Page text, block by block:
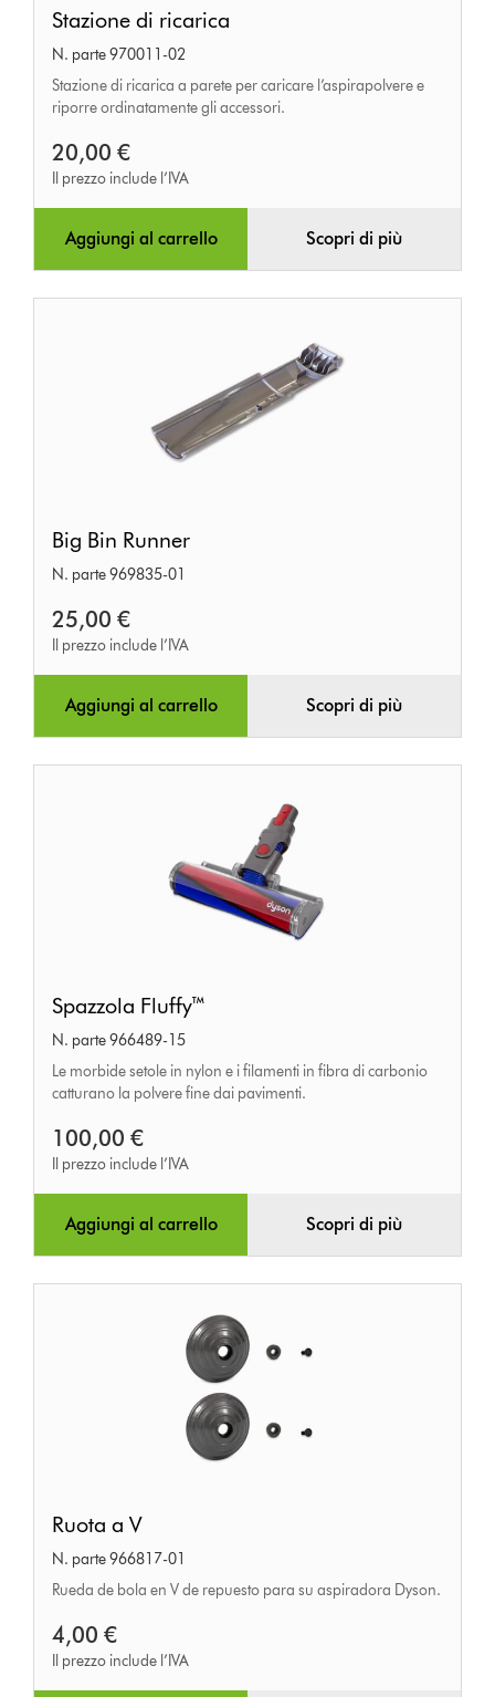
di
ricarica
Stazione di ricarica
N. parte 970011-02
Stazione di ricarica a parete per caricare l’aspirapolvere e
riporre ordinatamente gli accessori.
20,00 €
Il prezzo include l’IVA
Aggiungi al carrello Scopri di più
Bin
Runner
Big Bin Runner
N. parte 969835-01
25,00 €
Il prezzo include l’IVA
Aggiungi al carrello Scopri di più
Fluffy™
Spazzola Fluffy™
N. parte 966489-15
Le morbide setole in nylon e i filamenti in fibra di carbonio
catturano la polvere fine dai pavimenti.
100,00 €
Il prezzo include l’IVA
Aggiungi al carrello Scopri di più
a
V
Ruota a V
N. parte 966817-01
Rueda de bola en V de repuesto para su aspiradora Dyson.
4,00 €
Il prezzo include l’IVA